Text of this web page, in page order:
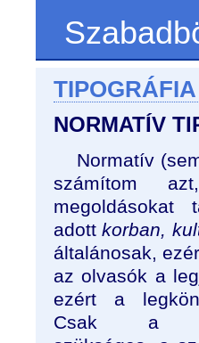
NORMATÍV
Normatív
számítom
megoldásokat
adottkorban,
általánosak,
az olvasók a
ezért a
Csak a